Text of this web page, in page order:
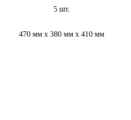
5 шт.
470 мм х 380 мм х 410 мм